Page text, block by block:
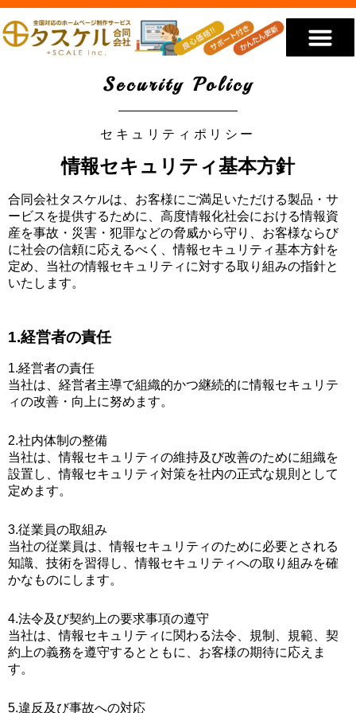
Security Policy
セキュリティポリシー
情報セキュリティ基本方針
合同会社タスケルは、お客様にご満足いただける製品・サ
ービスを提供するために、高度情報化社会における情報資
産を事故・災害・犯罪などの脅威から守り、お客様ならび
に社会の信頼に応えるべく、情報セキュリティ基本方針を
定め、当社の情報セキュリティに対する取り組みの指針と
いたします。
1.経営者の責任
1.経営者の責任
当社は、経営者主導で組織的かつ継続的に情報セキュリテ
ィの改善・向上に努めます。
2.社内体制の整備
当社は、情報セキュリティの維持及び改善のために組織を
設置し、情報セキュリティ対策を社内の正式な規則として
定めます。
3.従業員の取組み
当社の従業員は、情報セキュリティのために必要とされる
知識、技術を習得し、情報セキュリティへの取り組みを確
かなものにします。
4.法令及び契約上の要求事項の遵守
当社は、情報セキュリティに関わる法令、規制、規範、契
約上の義務を遵守するとともに、お客様の期待に応えま
す。
5.違反及び事故への対応